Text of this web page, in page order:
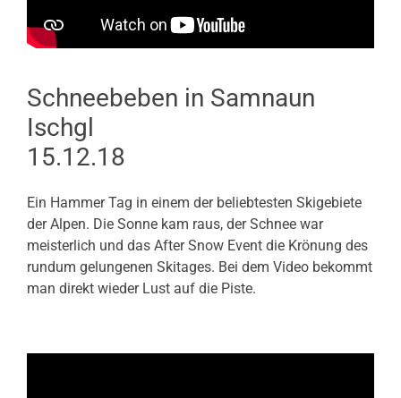
Schneebeben in Samnaun
Ischgl
15.12.18
Ein Hammer Tag in einem der beliebtesten Skigebiete
der Alpen. Die Sonne kam raus, der Schnee war
meisterlich und das After Snow Event die Krönung des
rundum gelungenen Skitages. Bei dem Video bekommt
man direkt wieder Lust auf die Piste.